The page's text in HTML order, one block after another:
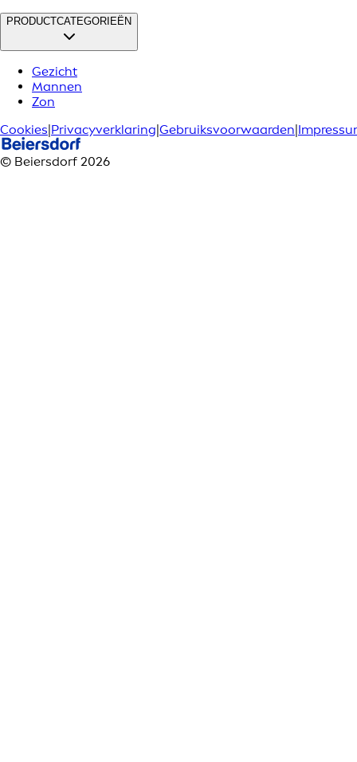
PRODUCTCATEGORIEËN
Gezicht
Mannen
Zon
Cookies|Privacyverklaring|Gebruiksvoorwaarden|
© Beiersdorf 2026